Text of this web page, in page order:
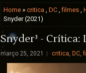
Home » critica , DC ,filmes ,
Snyder (2021)
Snyder³ - Crítica:
março 25, 2021 critica, DC,